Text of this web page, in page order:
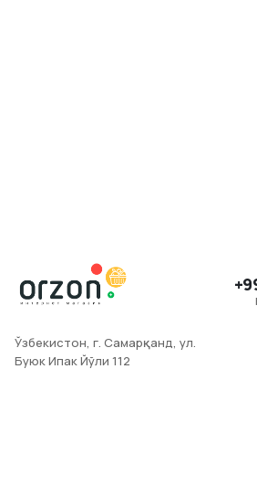
Ўзбекистон, г. Самарқанд, ул.
Буюк Ипак Йўли 112